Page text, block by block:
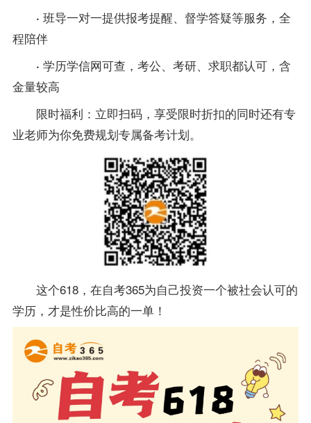
· 班导一对一提供报考提醒、督学答疑等服务，全
程陪伴
· 学历学信网可查，考公、考研、求职都认可，含
金量较高
限时福利：立即扫码，享受限时折扣的同时还有专
业老师为你免费规划专属备考计划。
这个618，在自考365为自己投资一个被社会认可的
学历，才是性价比高的一单！